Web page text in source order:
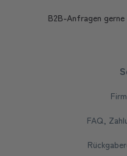
B2B-Anfragen
FAQ,